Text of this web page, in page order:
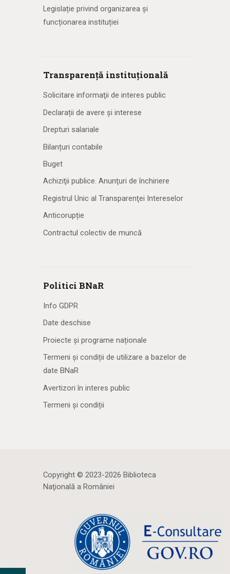
Legislație privind organizarea și
funcționarea instituției
Transparență instituțională
Solicitare informaţii de interes public
Declarații de avere și interese
Drepturi salariale
Bilanțuri contabile
Buget
Achiziţii publice. Anunţuri de închiriere
Registrul Unic al Transparenţei Intereselor
Anticorupție
Contractul colectiv de muncă
Politici BNaR
Info GDPR
Date deschise
Proiecte și programe naționale
Termeni și condiții de utilizare a bazelor de
date BNaR
Avertizori în interes public
Termeni și condiții
Copyright © 2023-2026 Biblioteca
Naţională a României